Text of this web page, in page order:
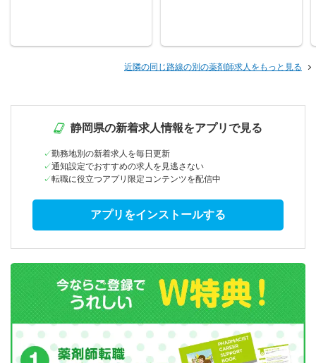
近隣の同じ路線の別の薬剤師求人をもっと見る
静岡県の新着求人情報をアプリで見る
勤務地別の新着求人を毎日更新
通知設定でおすすめの求人を見逃さない
転職に役立つアプリ限定コンテンツを配信中
アプリをインストールする